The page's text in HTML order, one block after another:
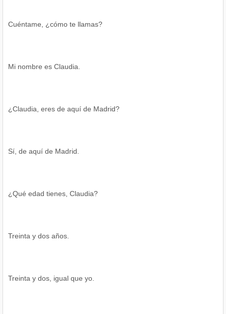
Cuéntame, ¿cómo te llamas?
Mi nombre es Claudia.
¿Claudia, eres de aquí de Madrid?
Sí, de aquí de Madrid.
¿Qué edad tienes, Claudia?
Treinta y dos años.
Treinta y dos, igual que yo.